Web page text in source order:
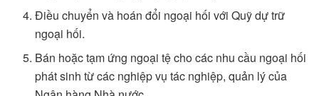
Điều chuyển và hoán đổi ngoại hối với Quỹ dự trữ
ngoại hối.
Bán hoặc tạm ứng ngoại tệ cho các nhu cầu ngoại hối
phát sinh từ các nghiệp vụ tác nghiệp, quản lý của